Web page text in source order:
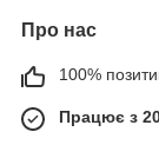
Про нас
100%
Працює з